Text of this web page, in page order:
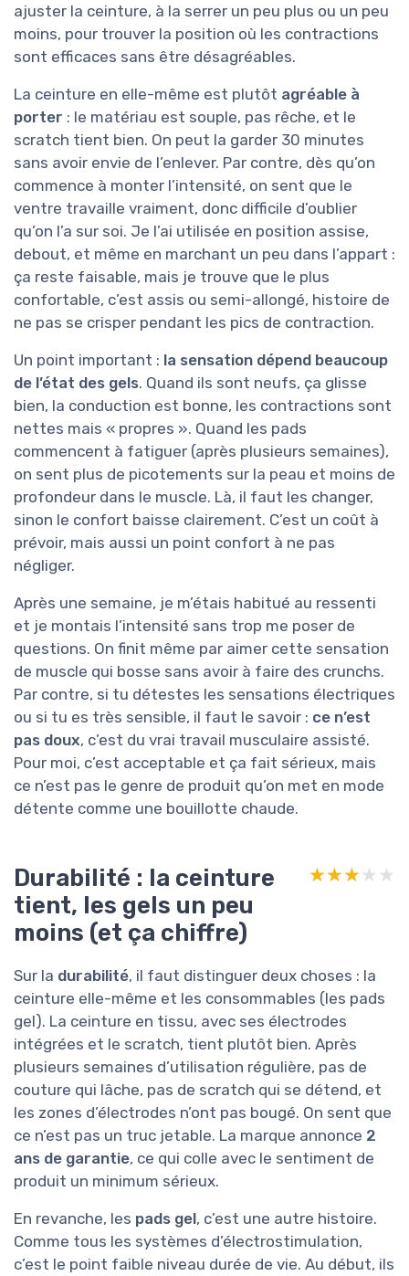
ajuster la ceinture, à la serrer un peu plus ou un peu
moins, pour trouver la position où les contractions
sont efficaces sans être désagréables.
La ceinture en elle-même est plutôt agréable à
porter : le matériau est souple, pas rêche, et le
scratch tient bien. On peut la garder 30 minutes
sans avoir envie de l’enlever. Par contre, dès qu’on
commence à monter l’intensité, on sent que le
ventre travaille vraiment, donc difficile d’oublier
qu’on l’a sur soi. Je l’ai utilisée en position assise,
debout, et même en marchant un peu dans l’appart :
ça reste faisable, mais je trouve que le plus
confortable, c’est assis ou semi-allongé, histoire de
ne pas se crisper pendant les pics de contraction.
Un point important : la sensation dépend beaucoup
de l’état des gels. Quand ils sont neufs, ça glisse
bien, la conduction est bonne, les contractions sont
nettes mais « propres ». Quand les pads
commencent à fatiguer (après plusieurs semaines),
on sent plus de picotements sur la peau et moins de
profondeur dans le muscle. Là, il faut les changer,
sinon le confort baisse clairement. C’est un coût à
prévoir, mais aussi un point confort à ne pas
négliger.
Après une semaine, je m’étais habitué au ressenti
et je montais l’intensité sans trop me poser de
questions. On finit même par aimer cette sensation
de muscle qui bosse sans avoir à faire des crunchs.
Par contre, si tu détestes les sensations électriques
ou si tu es très sensible, il faut le savoir : ce n’est
pas doux, c’est du vrai travail musculaire assisté.
Pour moi, c’est acceptable et ça fait sérieux, mais
ce n’est pas le genre de produit qu’on met en mode
détente comme une bouillotte chaude.
Durabilité : la ceinture
tient, les gels un peu
moins (et ça chiffre)
★★★★★
★★★★★
Sur la durabilité, il faut distinguer deux choses : la
ceinture elle-même et les consommables (les pads
gel). La ceinture en tissu, avec ses électrodes
intégrées et le scratch, tient plutôt bien. Après
plusieurs semaines d’utilisation régulière, pas de
couture qui lâche, pas de scratch qui se détend, et
les zones d’électrodes n’ont pas bougé. On sent que
ce n’est pas un truc jetable. La marque annonce 2
ans de garantie, ce qui colle avec le sentiment de
produit un minimum sérieux.
En revanche, les pads gel, c’est une autre histoire.
Comme tous les systèmes d’électrostimulation,
c’est le point faible niveau durée de vie. Au début, ils